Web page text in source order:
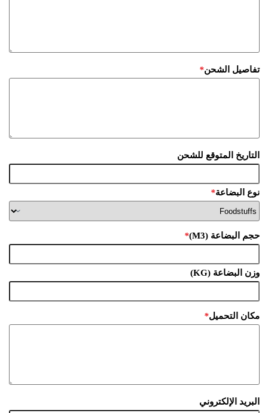
تفاصيل الشحن*
نوع البضاعة*
التاريخ المتوقع للشحن
وزن البضاعة (KG)
حجم البضاعة (M3) *
مكان التحميل*
البريد الإلكتروني